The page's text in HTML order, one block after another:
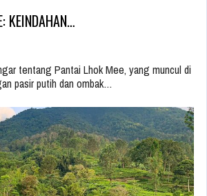
KEINDAHAN…
tentang Pantai Lhok Mee, yang muncul di
pasir putih dan ombak…